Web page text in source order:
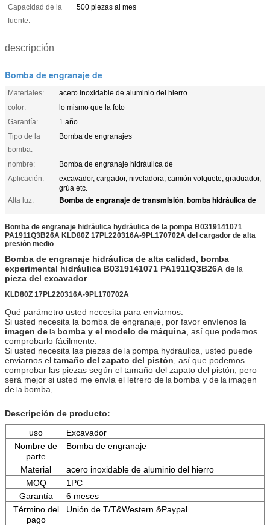
Capacidad de la
fuente:
500 piezas al mes
descripción
Bomba de engranaje de
Materiales:
acero inoxidable de aluminio del hierro
color:
lo mismo que la foto
Garantía:
1 año
Tipo de la
bomba:
Bomba de engranajes
nombre:
Bomba de engranaje hidráulica de
Aplicación:
excavador, cargador, niveladora, camión volquete, graduador,
grúa etc.
Alta luz:
Bomba de engranaje de transmisión, bomba hidráulica de
Bomba de engranaje hidráulica hydráulica de la pompa B0319141071
PA1911Q3B26A KLD80Z 17PL220316A-9PL170702A del cargador de alta
presión medio
Bomba de engranaje hidráulica de alta calidad, bomba
experimental hidráulica B0319141071 PA1911Q3B26A de la
pieza del excavador
KLD80Z 17PL220316A-9PL170702A
Qué parámetro usted necesita para enviarnos:
Si usted necesita la bomba de engranaje, por favor envíenos la
imagen de la bomba y el modelo de máquina , así que podemos
comprobarlo fácilmente.
Si usted necesita las piezas de la pompa hydráulica, usted puede
enviarnos el tamaño del zapato del pistón , así que podemos
comprobar las piezas según el tamaño del zapato del pistón, pero
será mejor si usted me envía el letrero de la bomba y de la imagen
de la bomba,
Descripción de producto:
uso
Excavador
Nombre de
parte
Bomba de engranaje
Material
acero inoxidable de aluminio del hierro
MOQ
1PC
Garantía
6 meses
Término del
pago
Unión de T/T&Western &Paypal